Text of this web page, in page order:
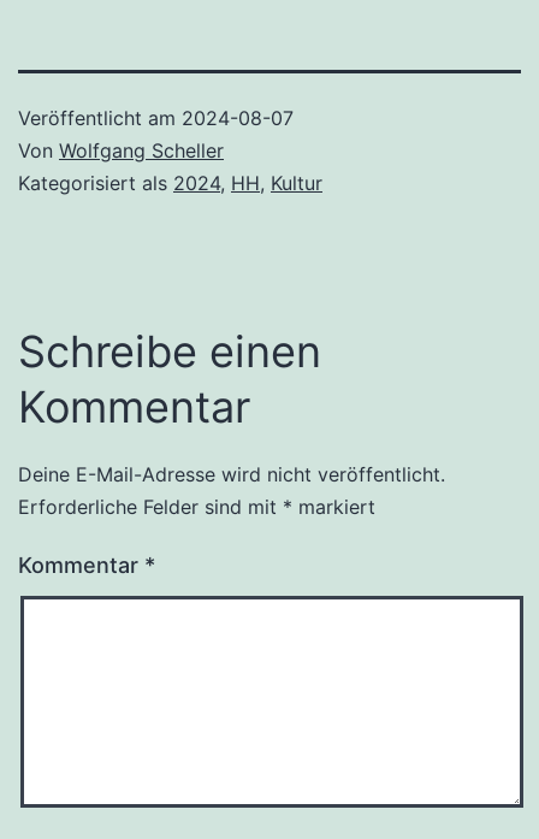
Veröffentlicht am 2024-08-07
Von Wolfgang Scheller
Kategorisiert als 2024, HH, Kultur
Schreibe einen
Kommentar
Deine E-Mail-Adresse wird nicht veröffentlicht.
Erforderliche Felder sind mit * markiert
Kommentar *